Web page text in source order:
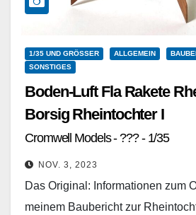
1/35 UND GRÖSSER ALLGEMEIN
SONSTIGES
Boden-Luft Fla Rakete
Borsig Rheintochter I
Cromwell Models - ??? - 1/35
NOV. 3, 2023
Das Original: Informationen zum
meinem Baubericht zur